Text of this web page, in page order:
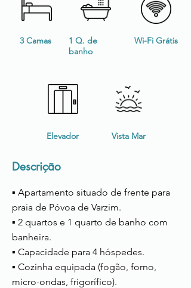
3 Camas
1 Q. de
banho
Wi-Fi Grátis
Elevador Vista Mar
Descrição
▪ Apartamento situado de frente para
praia de Póvoa de Varzim.
▪ 2 quartos e 1 quarto de banho com
banheira.
▪ Capacidade para 4 hóspedes.
▪ Cozinha equipada (fogão, forno,
micro-ondas, frigorífico).